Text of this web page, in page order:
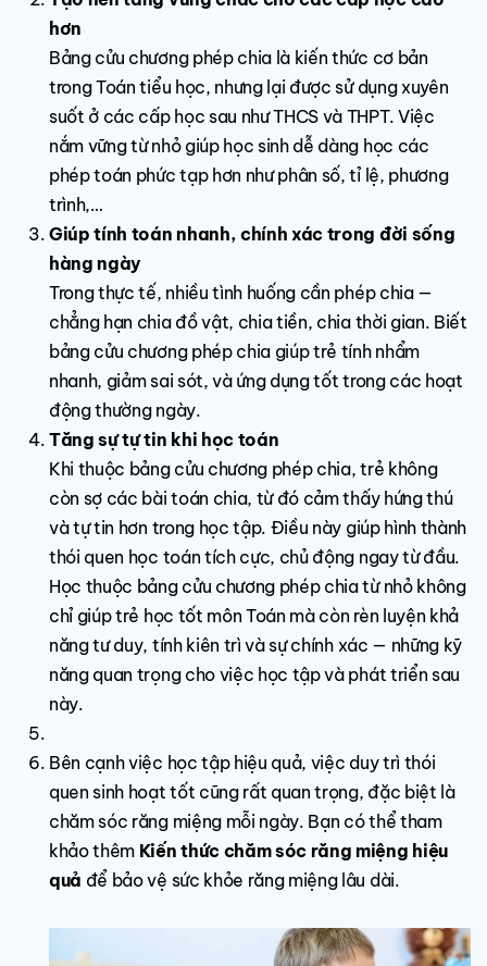
hơn
Bảng cửu chương phép chia là kiến thức cơ bản
trong Toán tiểu học, nhưng lại được sử dụng xuyên
suốt ở các cấp học sau như THCS và THPT. Việc
nắm vững từ nhỏ giúp học sinh dễ dàng học các
phép toán phức tạp hơn như phân số, tỉ lệ, phương
trình,…
Giúp tính toán nhanh, chính xác trong đời sống
hàng ngày
Trong thực tế, nhiều tình huống cần phép chia —
chẳng hạn chia đồ vật, chia tiền, chia thời gian. Biết
bảng cửu chương phép chia giúp trẻ tính nhẩm
nhanh, giảm sai sót, và ứng dụng tốt trong các hoạt
động thường ngày.
Tăng sự tự tin khi học toán
Khi thuộc bảng cửu chương phép chia, trẻ không
còn sợ các bài toán chia, từ đó cảm thấy hứng thú
và tự tin hơn trong học tập. Điều này giúp hình thành
thói quen học toán tích cực, chủ động ngay từ đầu.
Học thuộc bảng cửu chương phép chia từ nhỏ không
chỉ giúp trẻ học tốt môn Toán mà còn rèn luyện khả
năng tư duy, tính kiên trì và sự chính xác — những kỹ
năng quan trọng cho việc học tập và phát triển sau
này.
Bên cạnh việc học tập hiệu quả, việc duy trì thói
quen sinh hoạt tốt cũng rất quan trọng, đặc biệt là
chăm sóc răng miệng mỗi ngày. Bạn có thể tham
khảo thêm Kiến thức chăm sóc răng miệng hiệu
quả để bảo vệ sức khỏe răng miệng lâu dài.